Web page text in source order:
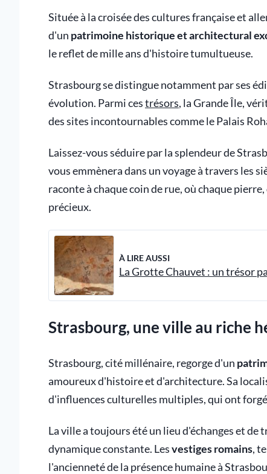
Située à la croisée des cultures française et
d'un patrimoine historique et architectural
le reflet de mille ans d'histoire tumultueuse.
Strasbourg se distingue notamment par ses
évolution. Parmi cestrésors, la Grande Île,
des sites incontournables comme le Palais
Laissez-vous séduire par la splendeur de
vous emmènera dans un voyage à travers les
raconte à chaque coin de rue, où chaque
précieux.
À LIRE AUSSI
La Grotte Chauvet : un trésor
Strasbourg, une ville au riche
Strasbourg, cité millénaire, regorge d'un
amoureux d'histoire et d'architecture. Sa
d'influences culturelles multiples, qui ont
La ville a toujours été un lieu d'échanges et
dynamique constante. Lesvestiges romains,
l'ancienneté de la présence humaine à